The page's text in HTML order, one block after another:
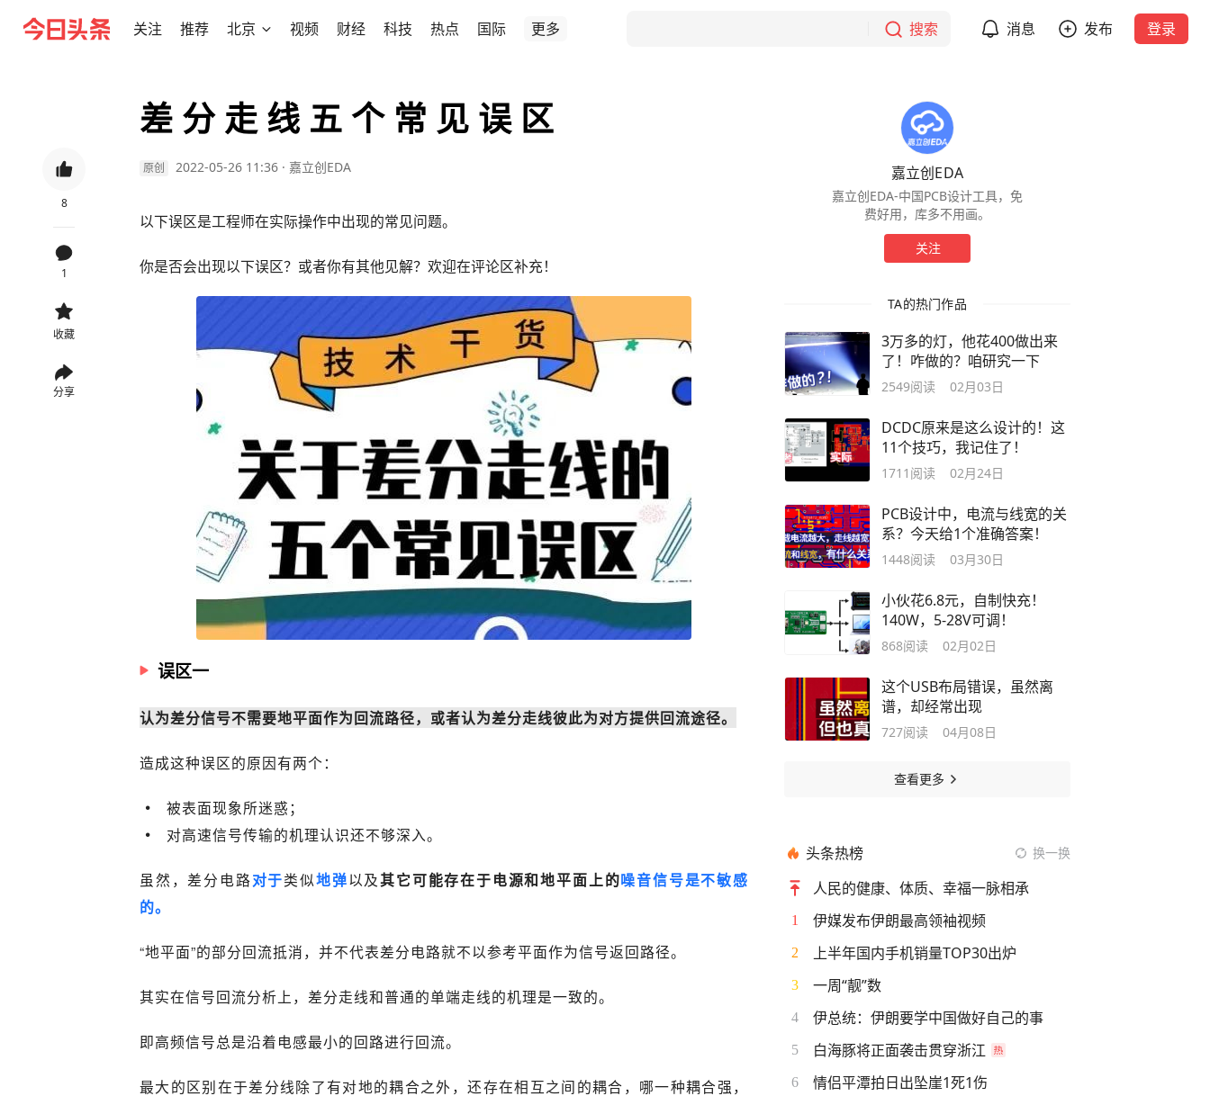
关注 推荐 北京 视频 财经 科技 热点 国际 更多 搜索 消息 发布 登录
8
1
收藏
分享
差 分 走 线 五 个 常 见 误 区
原创 2022-05-26 11:36 · 嘉立创EDA
以下误区是工程师在实际操作中出现的常见问题。
你是否会出现以下误区？或者你有其他见解？欢迎在评论区补充！
误区一
认为差分信号不需要地平面作为回流路径，或者认为差分走线彼此为对方提供回流途径。
造成这种误区的原因有两个：
被表面现象所迷惑；
对高速信号传输的机理认识还不够深入。
虽然，差分电路对于类似地弹以及其它可能存在于电源和地平面上的噪音信号是不敏感
的。
“地平面”的部分回流抵消，并不代表差分电路就不以参考平面作为信号返回路径。
其实在信号回流分析上，差分走线和普通的单端走线的机理是一致的。
即高频信号总是沿着电感最小的回路进行回流。
最大的区别在于差分线除了有对地的耦合之外，还存在相互之间的耦合，哪一种耦合强，
嘉立创EDA
嘉立创EDA-中国PCB设计工具，免
费好用，库多不用画。
关注
TA的热门作品
3万多的灯，他花400做出来
了！咋做的？咱研究一下
2549阅读 02月03日
DCDC原来是这么设计的！这
11个技巧，我记住了！
1711 阅读 02月24日
PCB设计中，电流与线宽的关
系？今天给1个准确答案！
1448阅读 03月30日
小伙花6.8元，自制快充！
140W，5-28V可调！
868阅读 02月02日
这个USB布局错误，虽然离
谱，却经常出现
727阅读 04月08日
查看更多
头条热榜 换一换
人民的健康、体质、幸福一脉相承
1 伊媒发布伊朗最高领袖视频
2 上半年国内手机销量TOP30出炉
3 一周“靓”数
4 伊总统：伊朗要学中国做好自己的事
5 白海豚将正面袭击贯穿浙江
6 情侣平潭拍日出坠崖1死1伤